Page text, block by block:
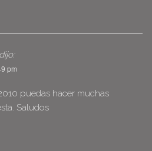
dijo:
pm
puedas hacer muchas
Saludos